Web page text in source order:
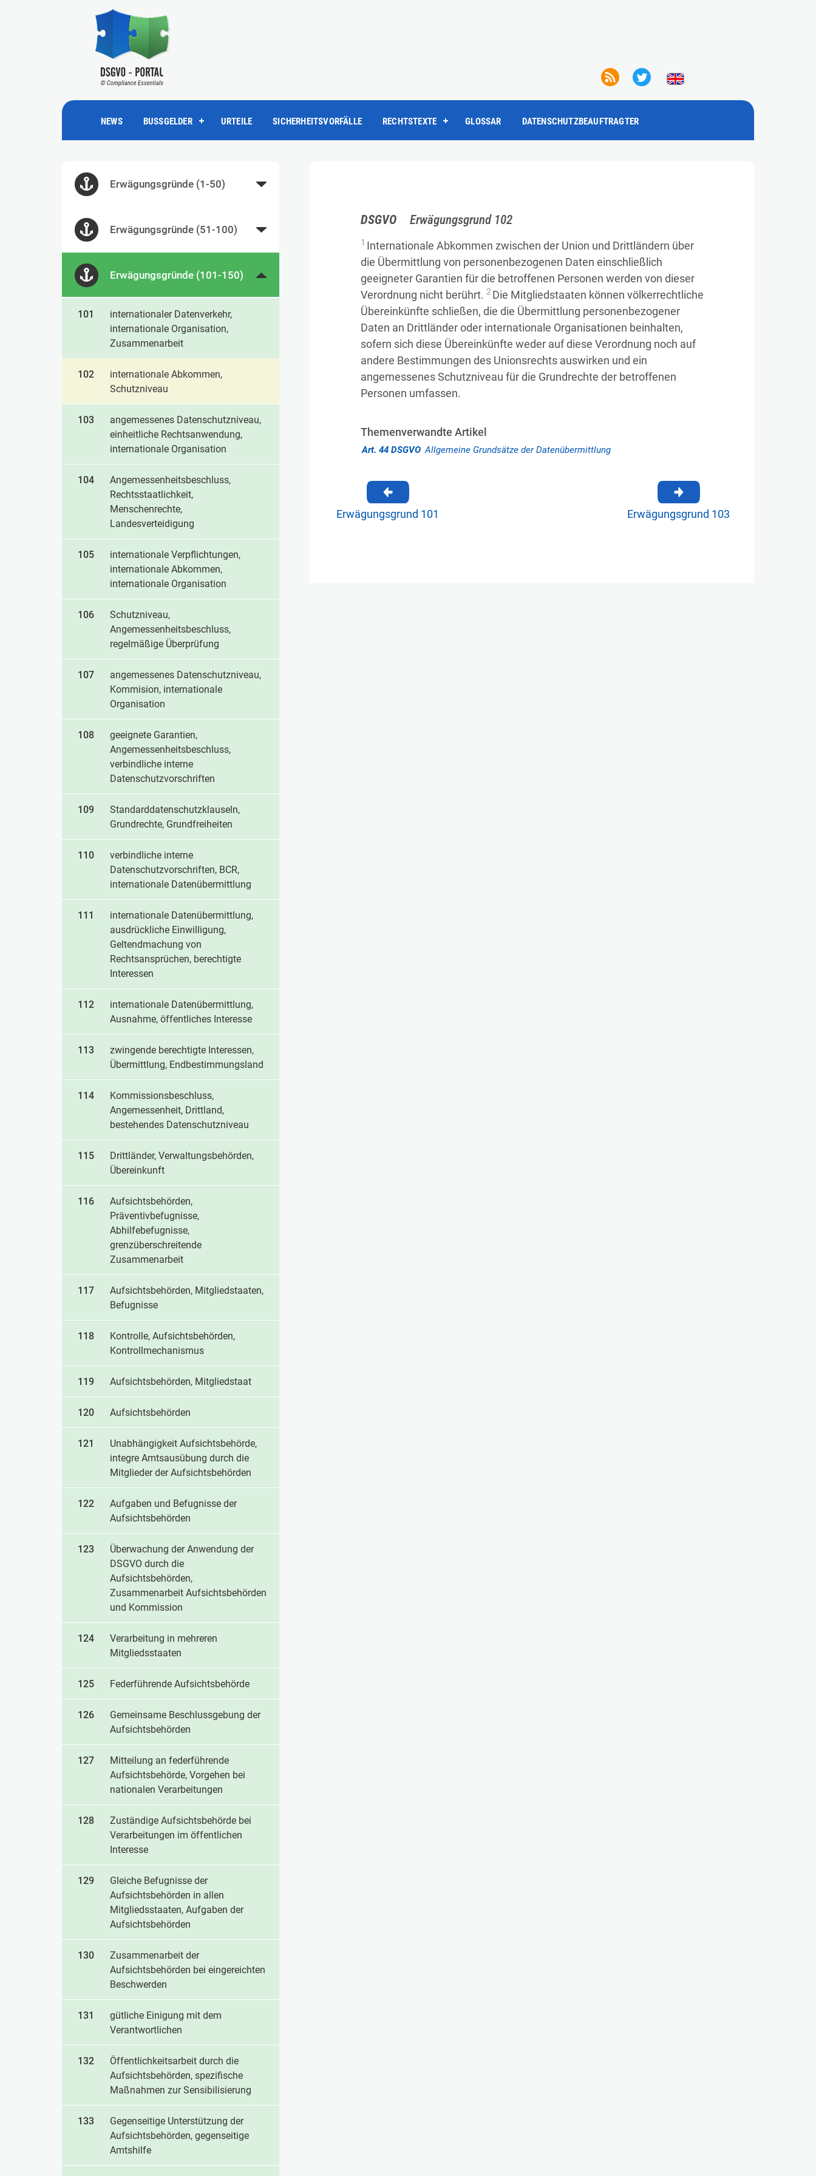
NEWS BUSSGELDER URTEILE SICHERHEITSVORFÄLLE RECHTSTEXTE GLOSSAR DATENSCHUTZBEAUFTRAGTER
Erwägungsgründe (1-50)
Erwägungsgründe (51-100)
Erwägungsgründe (101-150)
101
internationaler Datenverkehr,
internationale Organisation,
Zusammenarbeit
102
internationale Abkommen,
Schutzniveau
103
angemessenes Datenschutzniveau,
einheitliche Rechtsanwendung,
internationale Organisation
104
Angemessenheitsbeschluss,
Rechtsstaatlichkeit,
Menschenrechte,
Landesverteidigung
105
internationale Verpflichtungen,
internationale Abkommen,
internationale Organisation
106
Schutzniveau,
Angemessenheitsbeschluss,
regelmäßige Überprüfung
107
angemessenes Datenschutzniveau,
Kommision, internationale
Organisation
108
geeignete Garantien,
Angemessenheitsbeschluss,
verbindliche interne
Datenschutzvorschriften
109
Standarddatenschutzklauseln,
Grundrechte, Grundfreiheiten
110
verbindliche interne
Datenschutzvorschriften, BCR,
internationale Datenübermittlung
111
internationale Datenübermittlung,
ausdrückliche Einwilligung,
Geltendmachung von
Rechtsansprüchen, berechtigte
Interessen
112
internationale Datenübermittlung,
Ausnahme, öffentliches Interesse
113
zwingende berechtigte Interessen,
Übermittlung, Endbestimmungsland
114
Kommissionsbeschluss,
Angemessenheit, Drittland,
bestehendes Datenschutzniveau
115
Drittländer, Verwaltungsbehörden,
Übereinkunft
116
Aufsichtsbehörden,
Präventivbefugnisse,
Abhilfebefugnisse,
grenzüberschreitende
Zusammenarbeit
117
Aufsichtsbehörden, Mitgliedstaaten,
Befugnisse
118
Kontrolle, Aufsichtsbehörden,
Kontrollmechanismus
119 Aufsichtsbehörden, Mitgliedstaat
120 Aufsichtsbehörden
121
Unabhängigkeit Aufsichtsbehörde,
integre Amtsausübung durch die
Mitglieder der Aufsichtsbehörden
122
Aufgaben und Befugnisse der
Aufsichtsbehörden
123
Überwachung der Anwendung der
DSGVO durch die
Aufsichtsbehörden,
Zusammenarbeit Aufsichtsbehörden
und Kommission
124
Verarbeitung in mehreren
Mitgliedsstaaten
125 Federführende Aufsichtsbehörde
126
Gemeinsame Beschlussgebung der
Aufsichtsbehörden
127
Mitteilung an federführende
Aufsichtsbehörde, Vorgehen bei
nationalen Verarbeitungen
128
Zuständige Aufsichtsbehörde bei
Verarbeitungen im öffentlichen
Interesse
129
Gleiche Befugnisse der
Aufsichtsbehörden in allen
Mitgliedsstaaten, Aufgaben der
Aufsichtsbehörden
130
Zusammenarbeit der
Aufsichtsbehörden bei eingereichten
Beschwerden
131
gütliche Einigung mit dem
Verantwortlichen
132
Öffentlichkeitsarbeit durch die
Aufsichtsbehörden, spezifische
Maßnahmen zur Sensibilisierung
133
Gegenseitige Unterstützung der
Aufsichtsbehörden, gegenseitige
Amtshilfe
DSGVO Erwägungsgrund 102
1 Internationale Abkommen zwischen der Union und Drittländern über
die Übermittlung von personenbezogenen Daten einschließlich
geeigneter Garantien für die betroffenen Personen werden von dieser
Verordnung nicht berührt. 2Die Mitgliedstaaten können völkerrechtliche
Übereinkünfte schließen, die die Übermittlung personenbezogener
Daten an Drittländer oder internationale Organisationen beinhalten,
sofern sich diese Übereinkünfte weder auf diese Verordnung noch auf
andere Bestimmungen des Unionsrechts auswirken und ein
angemessenes Schutzniveau für die Grundrechte der betroffenen
Personen umfassen.
Themenverwandte Artikel
Art. 44 DSGVO Allgemeine Grundsätze der Datenübermittlung
Erwägungsgrund 101 Erwägungsgrund 103